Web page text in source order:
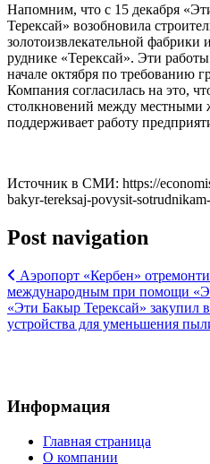
Напомним, что с 15 декабря
Терексай» возобновила
золотоизвлекательной фабрики
руднике «Терексай». Эти
начале октября по требованию
Компания согласилась на это,
столкновений между местными
поддерживает работу
Источник в СМИ: https://
bakyr-tereksaj-povysit-
Post navigation
Аэропорт «Кербен»
международным при помощи
«Эти Бакыр Терексай» закупил
устройства для уменьшения
Информация
Главная страница
О компании